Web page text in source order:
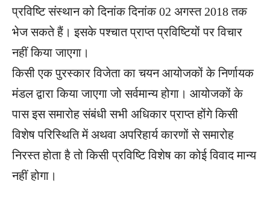
प्रविष्टि संस्थान को दिनांक दिनांक 02 अगस्त 2018 तक
भेज सकते हैं। इसके पश्चात प्राप्त प्रविष्टियों पर विचार
नहीं किया जाएगा।
किसी एक पुरस्कार विजेता का चयन आयोजकों के निर्णायक
मंडल द्वारा किया जाएगा जो सर्वमान्य होगा। आयोजकों के
पास इस समारोह संबंधी सभी अधिकार प्राप्त होंगे किसी
विशेष परिस्थिति में अथवा अपरिहार्य कारणों से समारोह
निरस्त होता है तो किसी प्रविष्टि विशेष का कोई विवाद मान्य
नहीं होगा।